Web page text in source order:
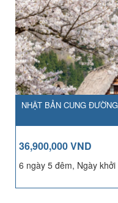
NHẬT BẢN CUNG
36,900,000 VND
6 ngày 5 đêm, Ngày khởi